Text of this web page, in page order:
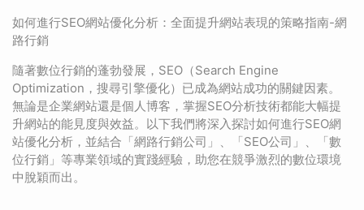
如何進行SEO網站優化分析：全面提升網站表現的策略指南-網
路行銷
隨著數位行銷的蓬勃發展，SEO（Search Engine
Optimization，搜尋引擎優化）已成為網站成功的關鍵因素。
無論是企業網站還是個人博客，掌握SEO分析技術都能大幅提
升網站的能見度與效益。以下我們將深入探討如何進行SEO網
站優化分析，並結合「網路行銷公司」、「SEO公司」、「數
位行銷」等專業領域的實踐經驗，助您在競爭激烈的數位環境
中脫穎而出。